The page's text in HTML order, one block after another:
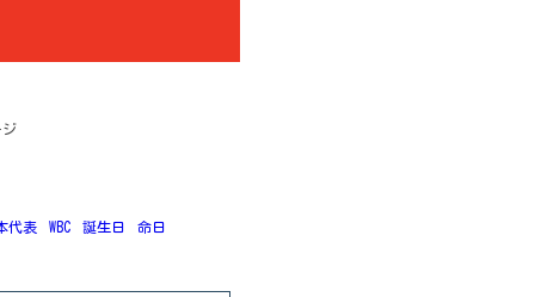
ジ
代表 WBC 誕生日 命日